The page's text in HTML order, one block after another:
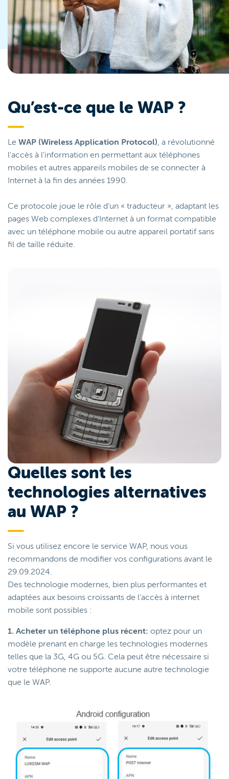
Qu’est-ce que le WAP ?
Le WAP (Wireless Application Protocol), a révolutionné
l'accès à l'information en permettant aux téléphones
mobiles et autres appareils mobiles de se connecter à
Internet à la fin des années 1990.
Ce protocole joue le rôle d'un « traducteur », adaptant les
pages Web complexes d'Internet à un format compatible
avec un téléphone mobile ou autre appareil portatif sans
fil de taille réduite.
Quelles sont les
technologies alternatives
au WAP ?
Si vous utilisez encore le service WAP, nous vous
recommandons de modifier vos configurations avant le
29.09.2024.
Des technologie modernes, bien plus performantes et
adaptées aux besoins croissants de l'accès à internet
mobile sont possibles :
1. Acheter un téléphone plus récent: optez pour un
modèle prenant en charge les technologies modernes
telles que la 3G, 4G ou 5G. Cela peut être nécessaire si
votre téléphone ne supporte aucune autre technologie
que le WAP.